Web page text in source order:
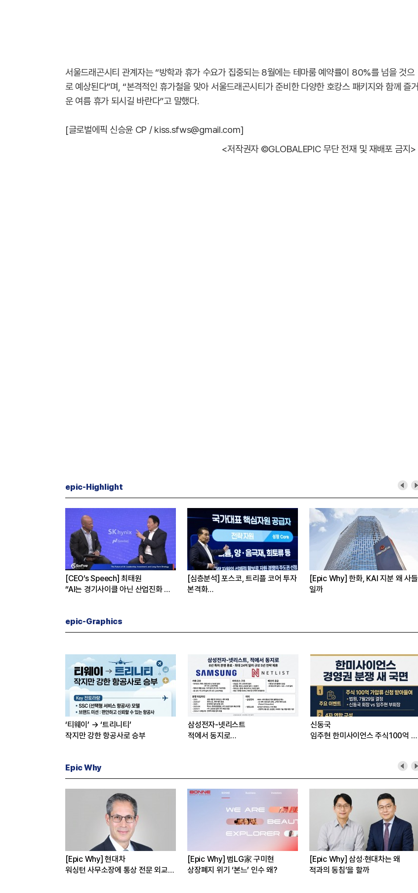
서울드래곤시티 관계자는 “방학과 휴가 수요가 집중되는 8월에는 테마룸 예약률이 80%를 넘을 것으
로 예상된다”며, “본격적인 휴가철을 맞아 서울드래곤시티가 준비한 다양한 호캉스 패키지와 함께 즐거
운 여름 휴가 되시길 바란다”고 말했다.
[글로벌에픽 신승윤 CP / kiss.sfws@gmail.com]
<저작권자 ©GLOBALEPIC 무단 전재 및 재배포 금지>
epic-Highlight
[CEO’s Speech] 최태원
“AI는 경기사이클 아닌 산업진화 그
[심층분석] 포스코, 트리플 코어 투자
본격화
[Epic Why] 한화, KAI 지분 왜 사들
일까
epic-Graphics
‘티웨이’ → ‘트리니티’
작지만 강한 항공사로 승부
삼성전자-넷리스트
적에서 동지로…
신동국
임주현 한미사이언스 주식100억 가
Epic Why
[Epic Why] 현대차
워싱턴 사무소장에 통상 전문 외교관
[Epic Why] 범LG家 구미현
상장폐지 위기 ‘본느’ 인수 왜?
[Epic Why] 삼성·현대차는 왜
적과의 동침’을 할까